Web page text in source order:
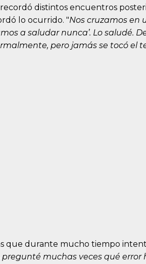
distintos encuentros
lo ocurrido. "Nos cruzamos en
a saludar nunca’. Lo saludé.
pero jamás se tocó el
que durante mucho tiempo
pregunté muchas veces qué